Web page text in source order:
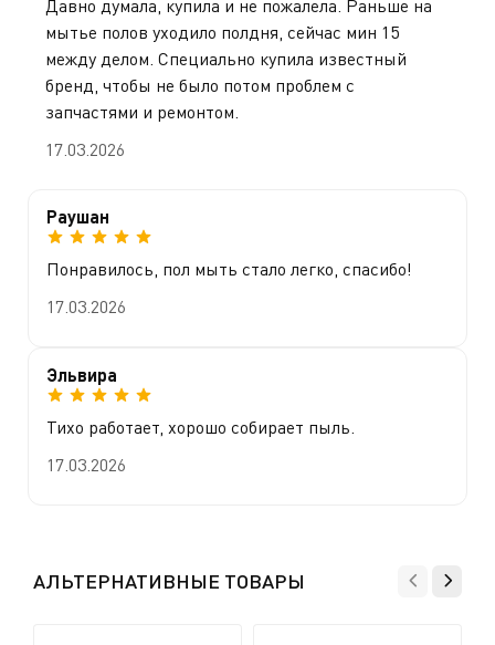
Давно думала, купила и не пожалела. Раньше на
мытье полов уходило полдня, сейчас мин 15
между делом. Специально купила известный
бренд, чтобы не было потом проблем с
запчастями и ремонтом.
17.03.2026
Раушан
Понравилось, пол мыть стало легко, спасибо!
17.03.2026
Эльвира
Тихо работает, хорошо собирает пыль.
17.03.2026
АЛЬТЕРНАТИВНЫЕ ТОВАРЫ